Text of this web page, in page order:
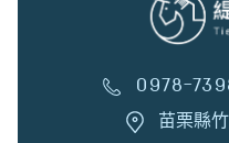
0978-
苗栗縣